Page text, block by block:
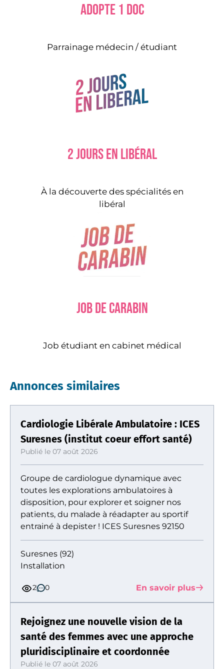
Adopte 1 doc
Parrainage médecin / étudiant
2 jours en libéral
À la découverte des spécialités en
libéral
Job de carabin
Job étudiant en cabinet médical
Annonces similaires
Cardiologie Libérale Ambulatoire : ICES
Suresnes (institut coeur effort santé)
Publié le 07 août 2026
Groupe de cardiologue dynamique avec
toutes les explorations ambulatoires à
disposition, pour explorer et soigner nos
patients, du malade à réadapter au sportif
entrainé à depister ! ICES Suresnes 92150
Suresnes (92)
Installation
2 0 En savoir plus
Rejoignez une nouvelle vision de la
santé des femmes avec une approche
pluridisciplinaire et coordonnée
Publié le 07 août 2026